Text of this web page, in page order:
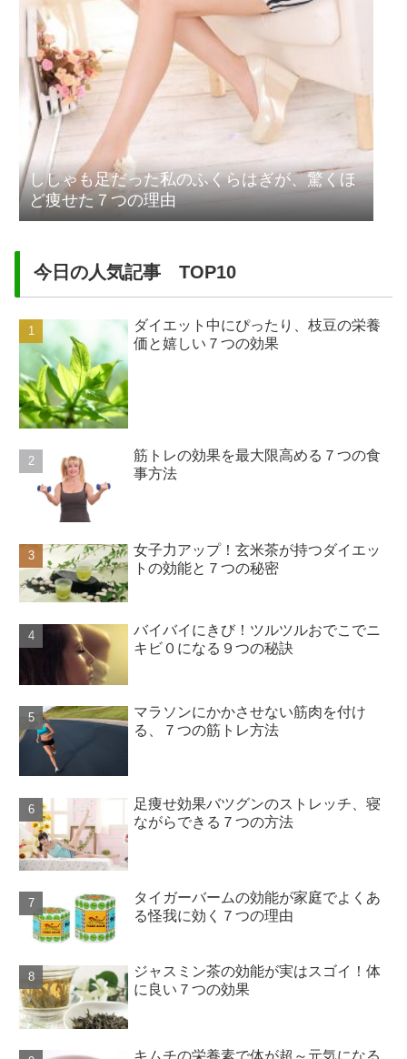
ししゃも足だった私のふくらはぎが、驚くほ
ど痩せた７つの理由
今日の人気記事 TOP10
ダイエット中にぴったり、枝豆の栄養
価と嬉しい７つの効果
筋トレの効果を最大限高める７つの食
事方法
女子力アップ！玄米茶が持つダイエッ
トの効能と７つの秘密
バイバイにきび！ツルツルおでこでニ
キビ０になる９つの秘訣
マラソンにかかさせない筋肉を付け
る、７つの筋トレ方法
足痩せ効果バツグンのストレッチ、寝
ながらできる７つの方法
タイガーバームの効能が家庭でよくあ
る怪我に効く７つの理由
ジャスミン茶の効能が実はスゴイ！体
に良い７つの効果